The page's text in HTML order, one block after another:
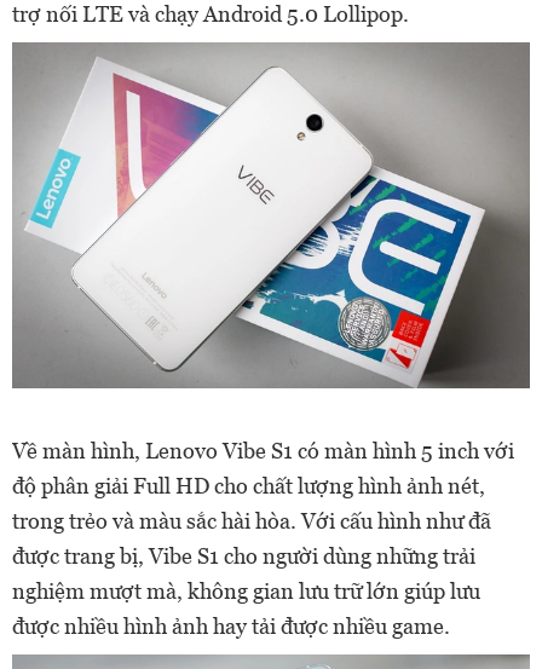
trợ nối LTE và chạy Android 5.0 Lollipop.
Về màn hình, Lenovo Vibe S1 có màn hình 5 inch với
độ phân giải Full HD cho chất lượng hình ảnh nét,
trong trẻo và màu sắc hài hòa. Với cấu hình như đã
được trang bị, Vibe S1 cho người dùng những trải
nghiệm mượt mà, không gian lưu trữ lớn giúp lưu
được nhiều hình ảnh hay tải được nhiều game.